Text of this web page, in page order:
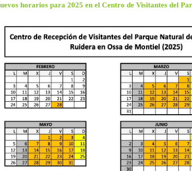
horarios para 2025 en el Centro de Visitantes del